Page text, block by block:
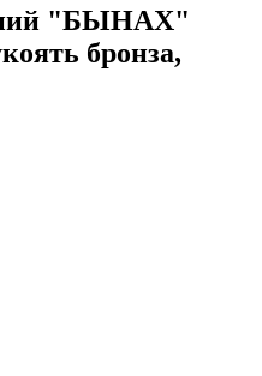
"БЫHAХ"
бронза,